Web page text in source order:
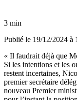
3 min
Publié le 19/12/2024 à
« Il faudrait déjà que
Si les intentions et les
restent incertaines,
premier secrétaire
nouveau Premier